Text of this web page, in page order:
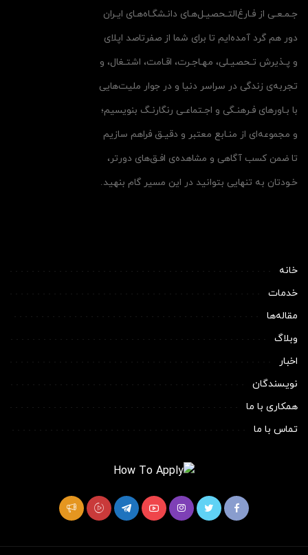
جـمـعـی از فـارغ‌التـحصیـل‌هـای دانـشگـاه‌هـای ایـران
دور هم گرد آمده‌ایم تا برای شما از صفرتاصد اپلای
و پـذیرش تـحصیـلی، مهـاجـرت، اقـامت، اشتـغال، و
تجربه‌ی زندگی در سراسر دنیا و در جوار ملیت‌هایی
با بـاورهای فـرهنـگی و اجـتماعـی رنگارنـگ بنویسیم؛
و مجموعه‌ای از منـابع معتبر و دقیـق فراهم سازیم
تا ضمن کسب آگاهی و مشاهده‌ی افـق‌های دورتر،
خـودتان به تنهایی بتوانید در این مسیر گام بنهید.
خانه
خدمات
مقاله‌ها
وبلاگ
اخبار
نویسندگان
همکاری با ما
تماس با ما